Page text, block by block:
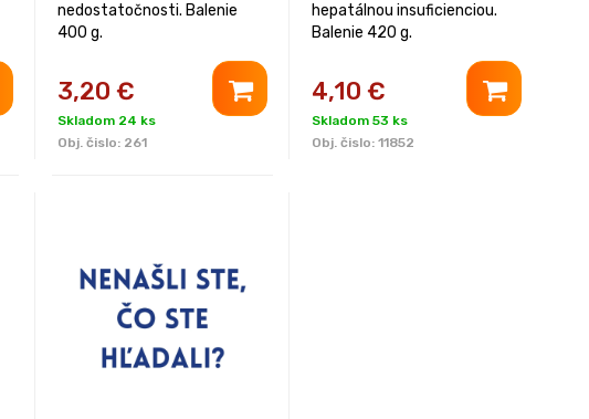
nedostatočnosti. Balenie
400 g.
3,20 €
Skladom 24 ks
Obj. čislo: 261
hepatálnou insuficienciou.
Balenie 420 g.
4,10 €
Skladom 53 ks
Obj. čislo: 11852